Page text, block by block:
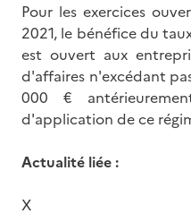
Pour les exercices
2021, le bénéfice du
est ouvert aux
d'affaires n'excédant
000 €
d'application de ce
Actualité liée :
X